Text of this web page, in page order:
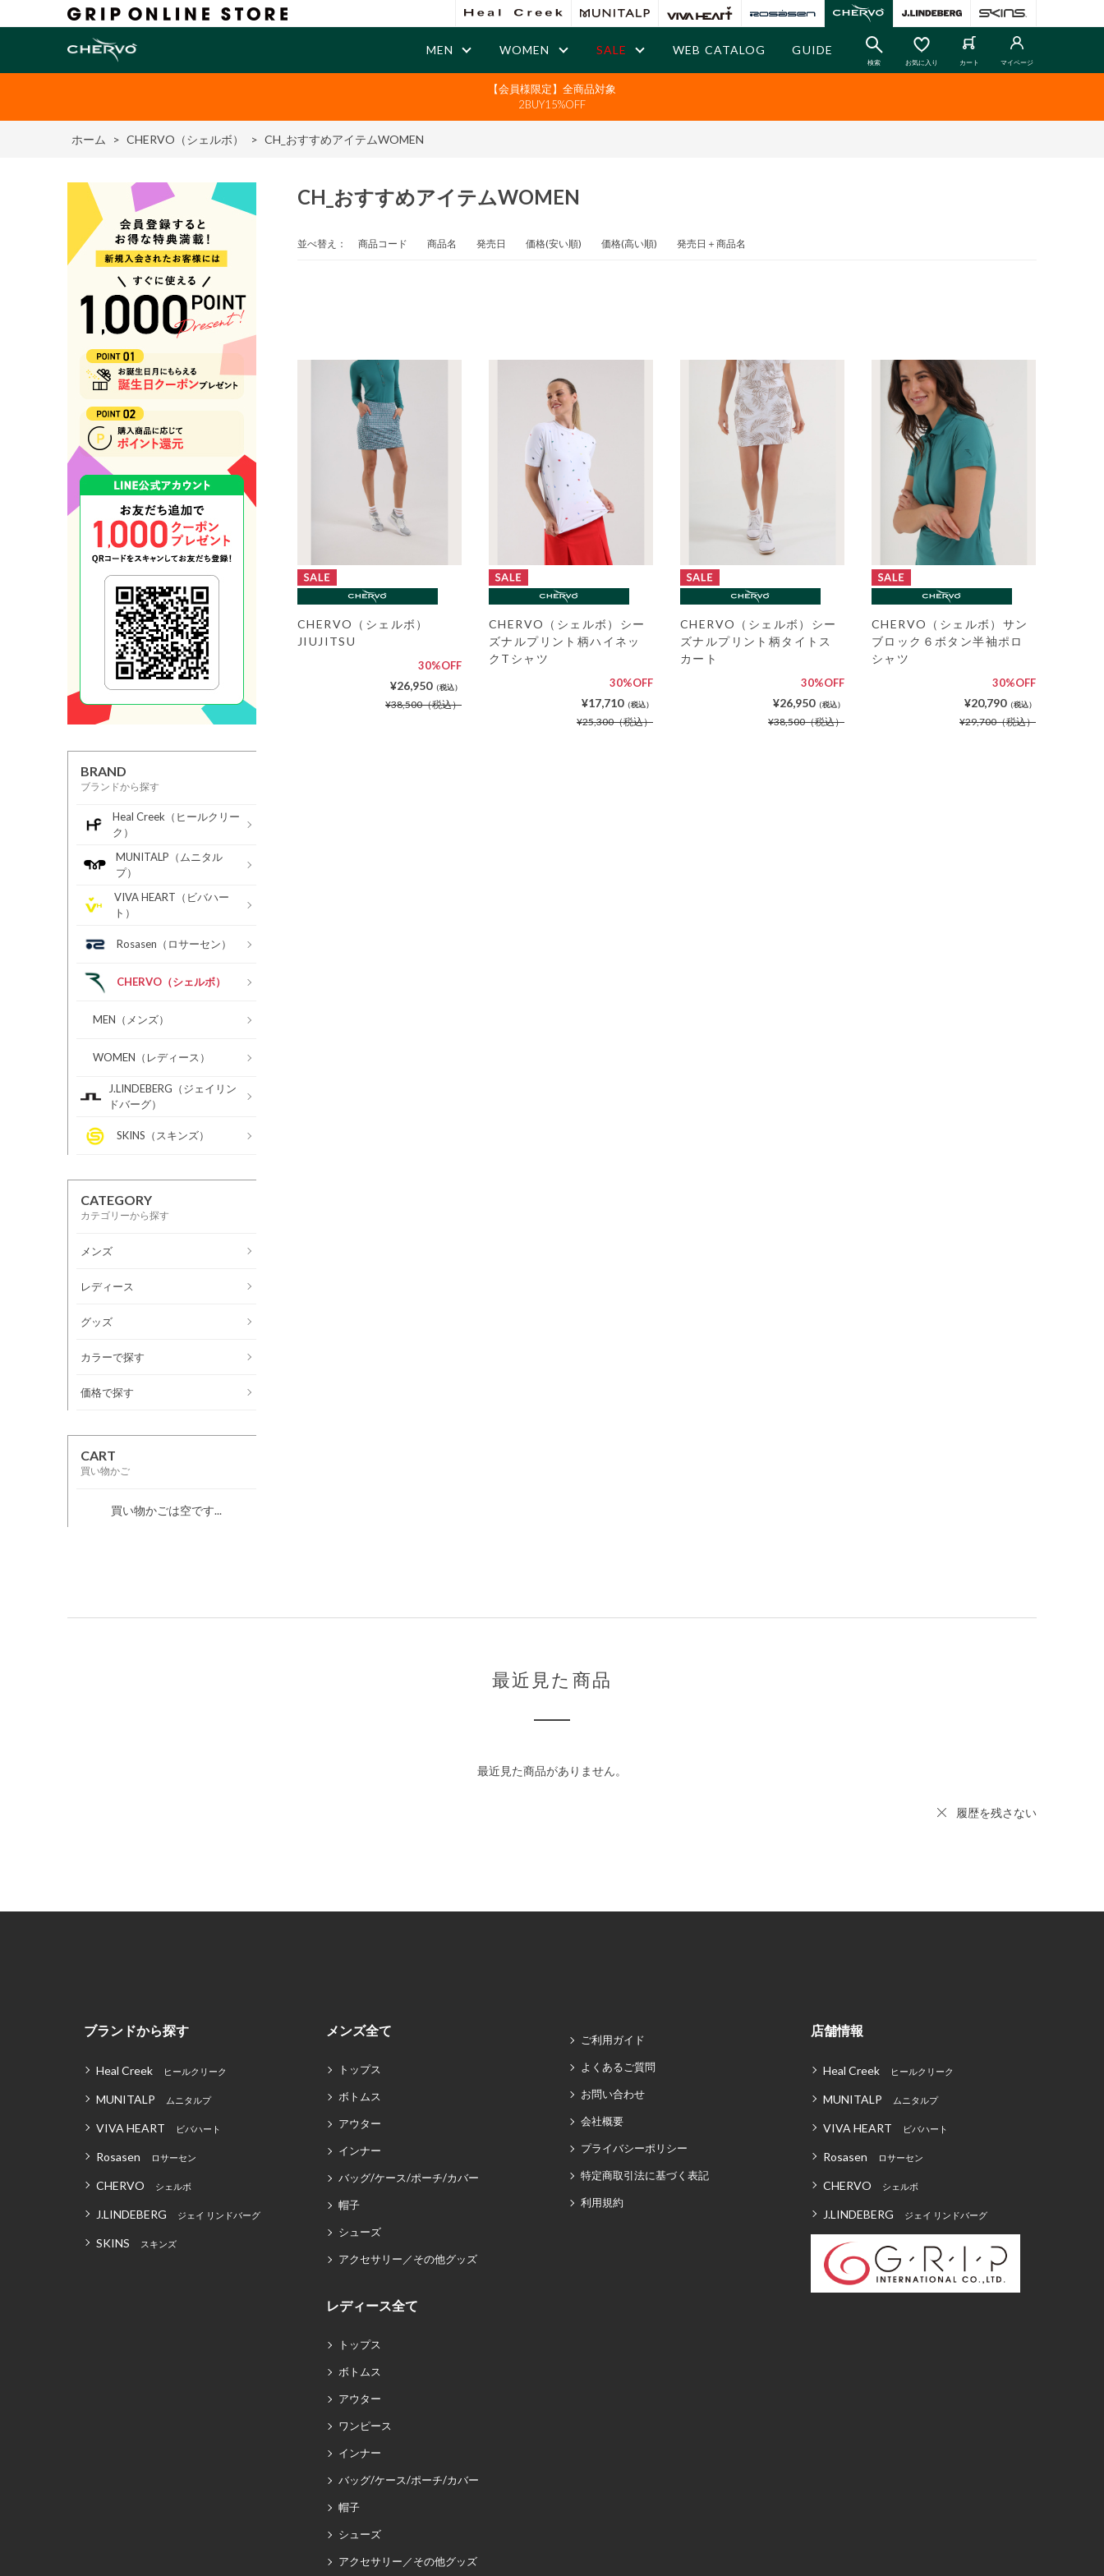
MEN WOMEN SALE WEB CATALOG GUIDE
検索 お気に入り カート マイページ
【会員様限定】全商品対象
2BUY15%OFF
ホーム > CHERVO（シェルボ） > CH_おすすめアイテムWOMEN
BRAND
ブランドから探す
Heal Creek（ヒールクリー
ク）
MUNITALP（ムニタル
プ）
VIVA HEART（ビバハー
ト）
Rosasen（ロサーセン）
CHERVO（シェルボ）
MEN（メンズ）
WOMEN（レディース）
J.LINDEBERG（ジェイリン
ドバーグ）
SKINS（スキンズ）
CATEGORY
カテゴリーから探す
メンズ
レディース
グッズ
カラーで探す
価格で探す
CART
買い物かご
買い物かごは空です...
CH_おすすめアイテムWOMEN
並べ替え： 商品コード 商品名 発売日 価格(安い順) 価格(高い順) 発売日＋商品名
CHERVO（シェルボ）
JIUJITSU
30%OFF
¥26,950（税込）
¥38,500（税込）
CHERVO（シェルボ）シー
ズナルプリント柄ハイネッ
クTシャツ
30%OFF
¥17,710（税込）
¥25,300（税込）
CHERVO（シェルボ）シー
ズナルプリント柄タイトス
カート
30%OFF
¥26,950（税込）
¥38,500（税込）
CHERVO（シェルボ）サン
ブロック６ボタン半袖ポロ
シャツ
30%OFF
¥20,790（税込）
¥29,700（税込）
最近見た商品
最近見た商品がありません。
履歴を残さない
ブランドから探す
Heal Creek ヒールクリーク
MUNITALP ムニタルプ
VIVA HEART ビバハート
Rosasen ロサーセン
CHERVO シェルボ
J.LINDEBERG ジェイ リンドバーグ
SKINS スキンズ
メンズ全て
トップス
ボトムス
アウター
インナー
バッグ/ケース/ポーチ/カバー
帽子
シューズ
アクセサリー／その他グッズ
レディース全て
トップス
ボトムス
アウター
ワンピース
インナー
バッグ/ケース/ポーチ/カバー
帽子
シューズ
アクセサリー／その他グッズ
ご利用ガイド
よくあるご質問
お問い合わせ
会社概要
プライバシーポリシー
特定商取引法に基づく表記
利用規約
店舗情報
Heal Creek ヒールクリーク
MUNITALP ムニタルプ
VIVA HEART ビバハート
Rosasen ロサーセン
CHERVO シェルボ
J.LINDEBERG ジェイ リンドバーグ